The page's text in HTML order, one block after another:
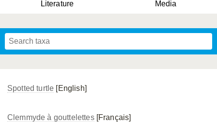
Literature Media
Spotted turtle [English]
Clemmyde à gouttelettes[Français]